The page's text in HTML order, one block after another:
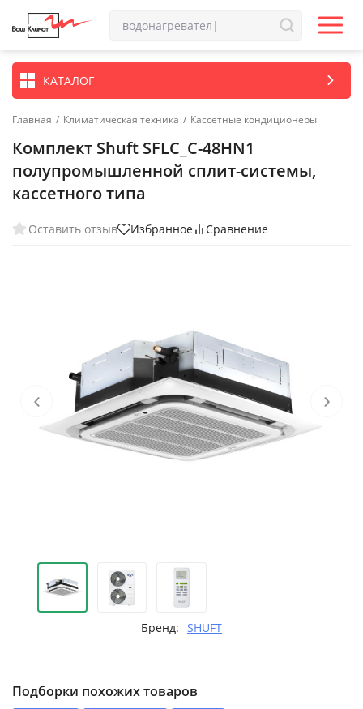
КАТАЛОГ
Главная / Климатическая техника / Кассетные кондиционеры
Комплект Shuft SFLC_C-48HN1
полупромышленной сплит-системы,
кассетного типа
Оставить отзыв Избранное Сравнение
‹ ›
Бренд: SHUFT
Подборки похожих товаров